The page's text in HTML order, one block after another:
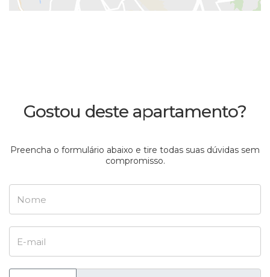
Gostou deste apartamento?
Preencha o formulário abaixo e tire todas suas dúvidas sem
compromisso.